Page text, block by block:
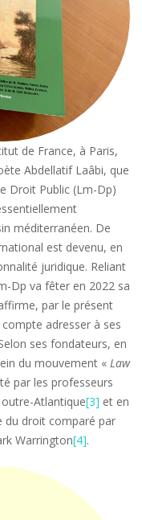
de France, à Paris,
Abdellatif Laâbi, que
Droit Public (Lm-Dp)
méditerranéen. De
est devenu, en
juridique. Reliant
Dp va fêter en 2022 sa
par le présent
compte adresser à ses
ses fondateurs, en
du mouvement « Law
par les professeurs
outre-Atlantique[3] et en
du droit comparé par
Warrington[4].